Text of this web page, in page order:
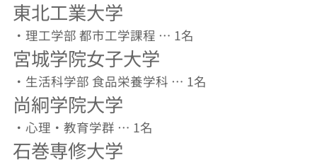
東北工業大学
・理工学部 都市工学課程 … 1名
宮城学院女子大学
・生活科学部 食品栄養学科 … 1名
尚絅学院大学
・心理・教育学群 … 1名
石巻専修大学